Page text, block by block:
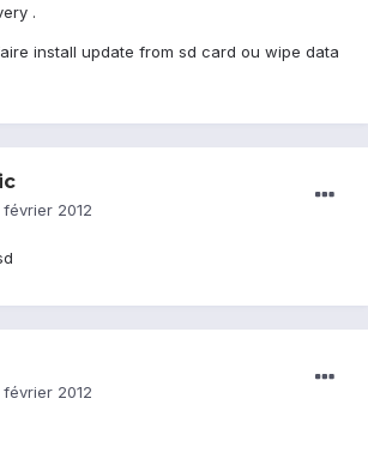
.
install update from sd card ou wipe data
février 2012
février 2012